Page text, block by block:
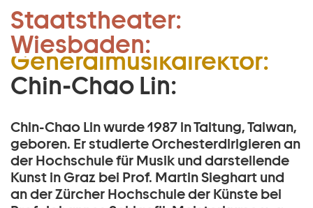
Zum Hauptinhalt springen
Zum Footer springen
Staatstheater:
Wiesbaden:
1. Kapellmeister und
Stellvertretender
Generalmusikdirektor:
Chin-Chao Lin:
Chin-Chao Lin wurde 1987 in Taitung, Taiwan,
geboren. Er studierte Orchesterdirigieren an
der Hochschule für Musik und darstellende
Kunst in Graz bei Prof. Martin Sieghart und
an der Zürcher Hochschule der Künste bei